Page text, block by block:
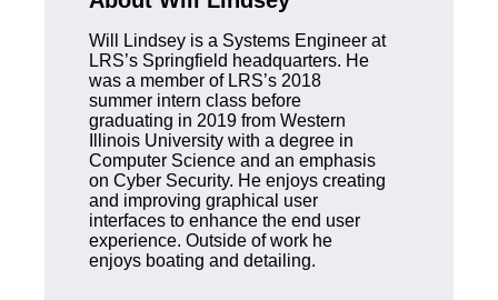
Will Lindsey is a Systems Engineer at
LRS’s Springfield headquarters. He
was a member of LRS’s 2018
summer intern class before
graduating in 2019 from Western
Illinois University with a degree in
Computer Science and an emphasis
on Cyber Security. He enjoys creating
and improving graphical user
interfaces to enhance the end user
experience. Outside of work he
enjoys boating and detailing.